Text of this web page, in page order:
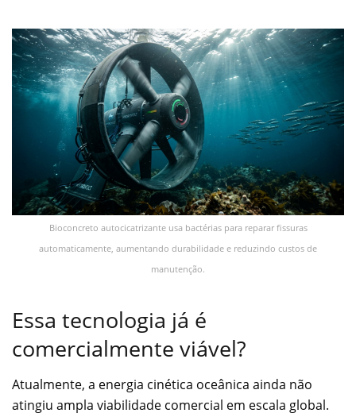
Bioconcreto autocicatrizante usa bactérias para reparar fissuras
automaticamente, aumentando durabilidade e reduzindo custos de
manutenção.
Essa tecnologia já é
comercialmente viável?
Atualmente, a energia cinética oceânica ainda não
atingiu ampla viabilidade comercial em escala global.